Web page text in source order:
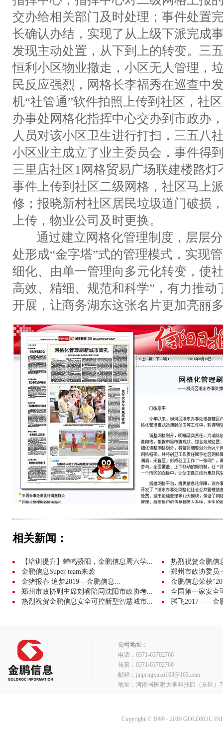
交办给相关部门及时处理；事件处置
长确认办结，实现了从上级下派完成
发现主动处置，从下到上的转变。三
恒利小区物业撤走，小区无人管理，
民反应强烈，网格长李福秀在巡查中
机“社管通”软件拍照上传到社区，社
办事处网格化指挥中心交办到市政办
人员对该小区卫生进行打扫，三五八
小区业主成立了业主委员会，事件得
三里店社区1网格贸易广场联建楼路灯
事件上传到社区二级网格，社区马上
修；报晓新村社区居民垃圾道门破损
上传，物业公司及时更换。
通过建立网格化管理制度，层层分
处形成“金字塔”式的管理模式，实现
细化、由单一管理向多元化转变，使
高效、精细、规范和科学”，有力推动
开展，让商务湖东这张名片更加亮丽
相关新闻：
【培训提升】蝉鸣骄阳，金鹏信息周六学...
热烈祝贺金鹏信
金鹏信息Super team来袭
郑州市政协委员
金猪报春 追梦2019---金鹏信息...
金鹏信息荣获
郑州市政协副主席刘睿陪同沈阳市政协考...
全国第一家安全
热烈祝贺金鹏信息安全可控新型智慧城市...
腾飞2017——金
公司地址：
电话：0371-63702766
传真：0371-63702760
邮箱：jinpengxinxi163@163.com
地址：河南省国家大学科技园（东区）
Copyright © 1999 - 2019 GOLDROC